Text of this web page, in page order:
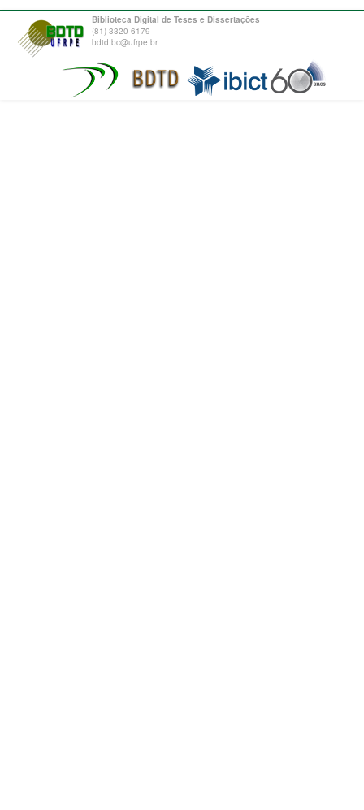
Biblioteca Digital de Teses e Dissertações
(81) 3320-6179
bdtd.bc@ufrpe.br